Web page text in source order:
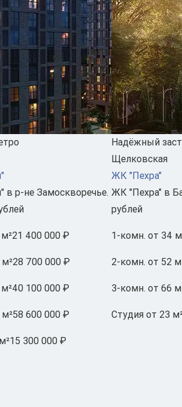
в р-не Замоскворечье.
21 400 000 ₽
28 700 000 ₽
40 100 000 ₽
58 600 000 ₽
15 300 000 ₽
Надёжный
Щелковская
ЖК "Пехра"
ЖК "Пехра" в
рублей
1-комн. от 34
2-комн. от 52
3-комн. от 66
Студия от 23